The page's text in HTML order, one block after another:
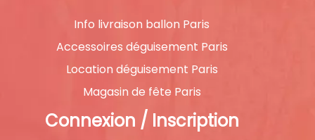
Info livraison ballon Paris
Accessoires déguisement Paris
Location déguisement Paris
Magasin de fête Paris
Connexion / Inscription